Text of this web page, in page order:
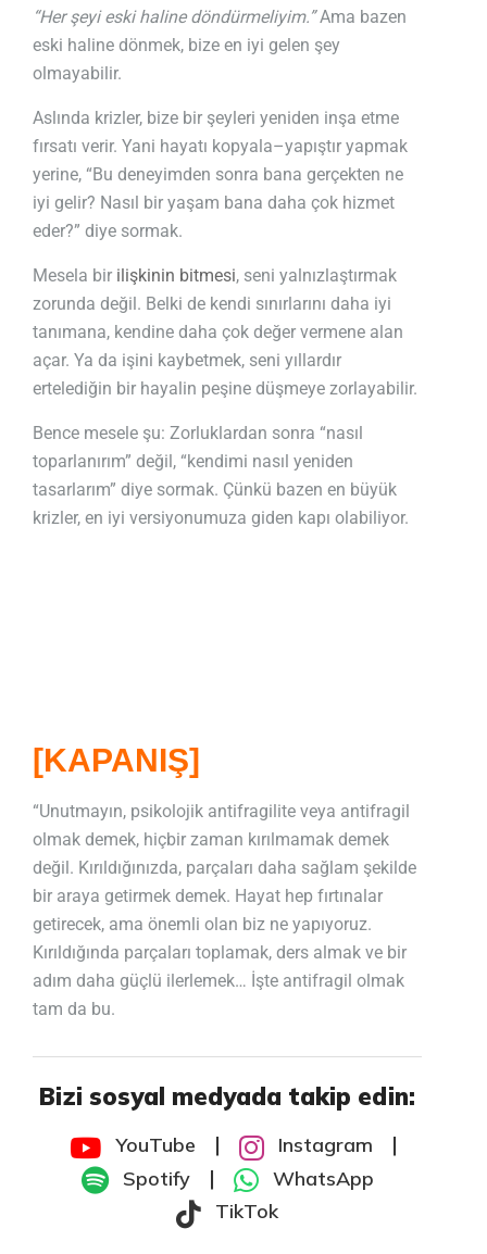
“Her şeyi eski haline döndürmeliyim.”Ama bazen
eski haline dönmek, bize en iyi gelen şey
olmayabilir.
Aslında krizler, bize bir şeyleri yeniden inşa etme
fırsatı verir. Yani hayatı kopyala–yapıştır yapmak
yerine, “Bu deneyimden sonra bana gerçekten ne
iyi gelir? Nasıl bir yaşam bana daha çok hizmet
eder?” diye sormak.
Mesela bir ilişkinin bitmesi, seni yalnızlaştırmak
zorunda değil. Belki de kendi sınırlarını daha iyi
tanımana, kendine daha çok değer vermene alan
açar. Ya da işini kaybetmek, seni yıllardır
ertelediğin bir hayalin peşine düşmeye zorlayabilir.
Bence mesele şu: Zorluklardan sonra “nasıl
toparlanırım” değil, “kendimi nasıl yeniden
tasarlarım” diye sormak. Çünkü bazen en büyük
krizler, en iyi versiyonumuza giden kapı olabiliyor.
[KAPANIŞ]
“Unutmayın, psikolojik antifragilite veya antifragil
olmak demek, hiçbir zaman kırılmamak demek
değil. Kırıldığınızda, parçaları daha sağlam şekilde
bir araya getirmek demek. Hayat hep fırtınalar
getirecek, ama önemli olan biz ne yapıyoruz.
Kırıldığında parçaları toplamak, ders almak ve bir
adım daha güçlü ilerlemek… İşte antifragil olmak
tam da bu.
Bizi sosyal medyada takip edin:
YouTube | Instagram |
Spotify |
WhatsApp
TikTok